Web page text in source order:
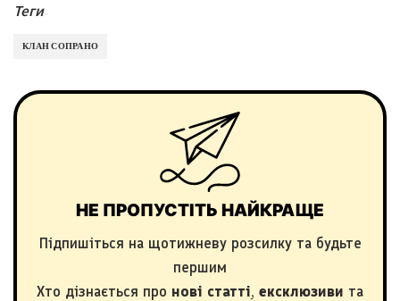
Теги
КЛАН СОПРАНО
НЕ ПРОПУСТІТЬ НАЙКРАЩЕ
Підпишіться на щотижневу розсилку та будьте
першим
Хто дізнається про нові статті, ексклюзиви та